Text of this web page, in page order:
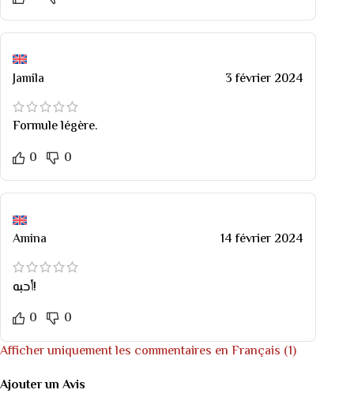
Jamila 3 février 2024
Formule légère.
0
0
Amina 14 février 2024
أحبه!
0
0
Afficher uniquement les commentaires en Français (1)
Ajouter un Avis